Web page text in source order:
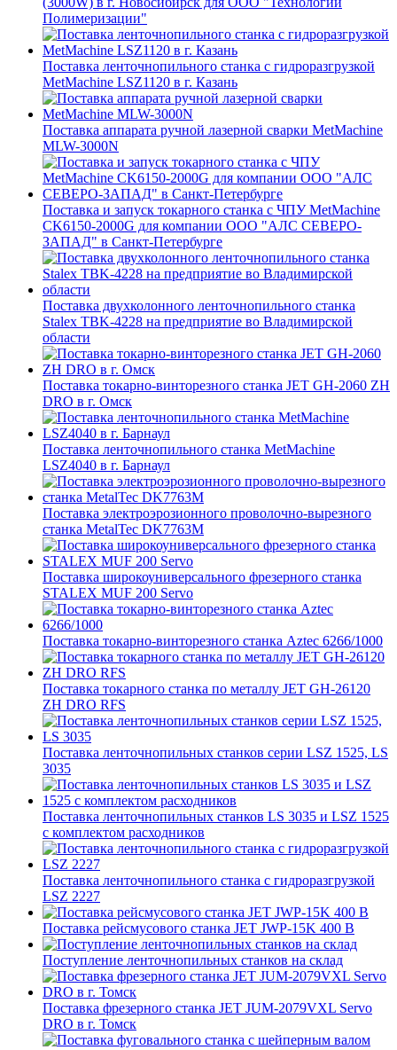
Полимеризации"
Поставка ленточнопильного станка c гидроразгрузкой
MetMachine LSZ1120 в г. Казань
Поставка аппарата ручной лазерной сварки MetMachine
MLW-3000N
Поставка и запуск токарного станка с ЧПУ MetMachine
CK6150-2000G для компании ООО "АЛС СЕВЕРО-
ЗАПАД" в Санкт-Петербурге
Поставка двухколонного ленточнопильного станка
Stalex TBK-4228 на предприятие во Владимирской
области
Поставка токарно-винторезного станка JET GH-2060 ZH
DRO в г. Омск
Поставка ленточнопильного станка MetMachine
LSZ4040 в г. Барнаул
Поставка электроэрозионного проволочно-вырезного
станка MetalTec DK7763M
Поставка широкоуниверсального фрезерного станка
STALEX MUF 200 Servo
Поставка токарно-винторезного станка Aztec 6266/1000
Поставка токарного станка по металлу JET GH-26120
ZH DRO RFS
Поставка ленточнопильных станков серии LSZ 1525, LS
3035
Поставка ленточнопильных станков LS 3035 и LSZ 1525
с комплектом расходников
Поставка ленточнопильного станка c гидроразгрузкой
LSZ 2227
Поставка рейсмусового станка JET JWP-15K 400 В
Поступление ленточнопильных станков на склад
Поставка фрезерного станка JET JUM-2079VXL Servo
DRO в г. Томск